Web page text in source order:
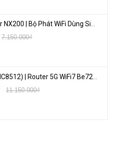
7.150.000₫
11.150.000₫